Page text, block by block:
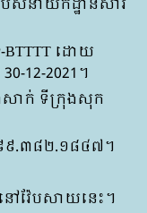
ស់នាយកដ្ឋានសារ
ដោយ
12-2021។
សាក់ ទីក្រុងសុក
៩.៣៨២.១៨៤៧។
ៅវ៉ែបសាយនេះ។